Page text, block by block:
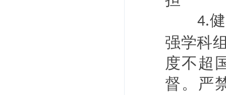
4.
强学科
度不超
督。严